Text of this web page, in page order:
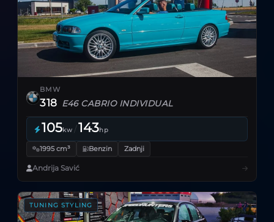
BMW
318 E46 CABRIO INDIVIDUAL
105kw /143hp
1995 cm³ Benzin Zadnji
Andrija Savić
TUNING STYLING